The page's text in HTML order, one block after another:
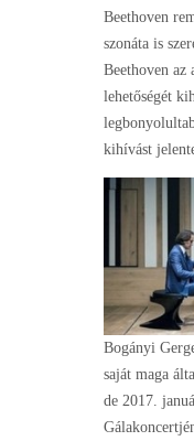
Beethoven
szonáta is
Beethoven az
lehetőségét
kihívást
Bogányi
saját maga
de 2017.